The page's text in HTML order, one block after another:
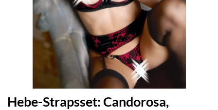
Hebe-Strapsset: Candorosa,